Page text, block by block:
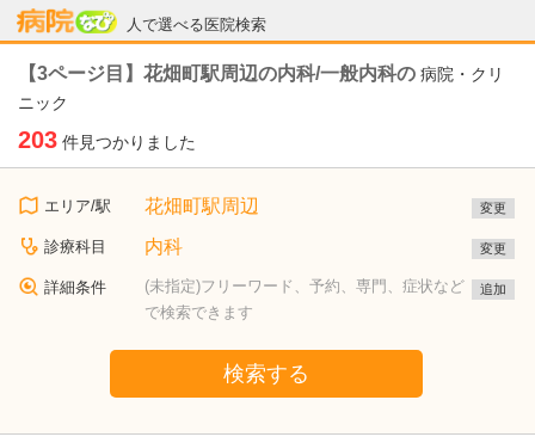
人で選べる医院検索
病院なび
【3ページ目】花畑町駅周辺の内科/一般内科の 病院・クリ
ニック
203 件見つかりました
エリア/駅 花畑町駅周辺 変更
診療科目 内科 変更
詳細条件
(未指定)フリーワード、予約、専門、症状など
で検索できます
追加
検索する